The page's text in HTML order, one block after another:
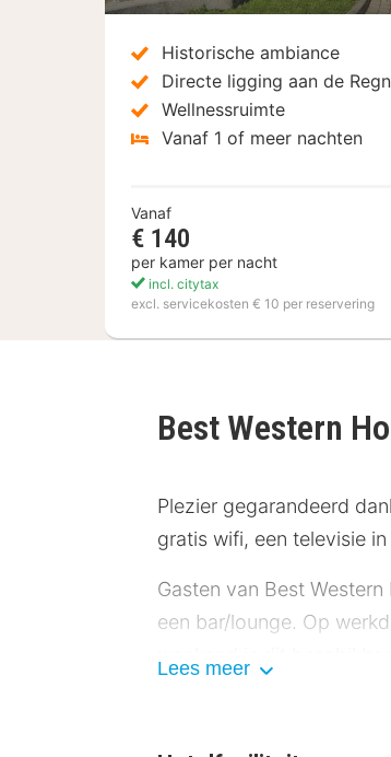
Historische ambiance
Directe ligging aan de
Wellnessruimte
Vanaf 1 of meer nachten
Vanaf
€ 140
per kamer per nacht
incl. citytax
excl. servicekosten € 10 per reservering
Best Western
Plezier gegarandeerd
gratis wifi, een televisie
Gasten van Best
een bar/lounge. Op
Lees meer